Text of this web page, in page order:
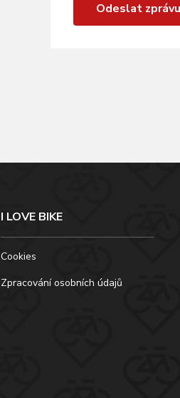
Odeslat zprávu
I LOVE BIKE
Cookies
Zpracování osobních údajů